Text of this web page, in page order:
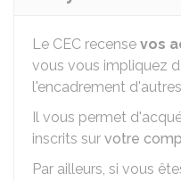
Le CEC recense vos
vous vous impliquez
l'encadrement
Il vous permet
inscrits sur votre
Par ailleurs, si vous